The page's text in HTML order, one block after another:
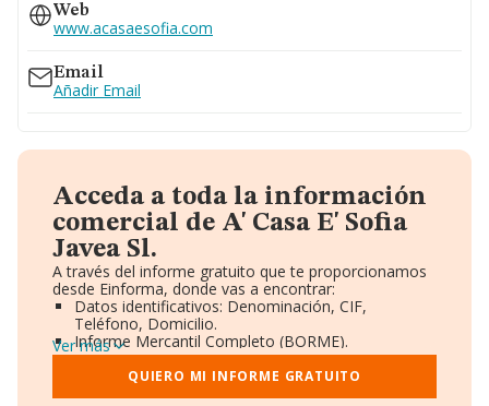
Ver teléfono 647...
Web
www.acasaesofia.com
Email
Añadir Email
Acceda a toda la información
comercial de A' Casa E' Sofia
Javea Sl.
A través del informe gratuito que te proporcionamos
desde Einforma, donde vas a encontrar:
Datos identificativos: Denominación, CIF,
Teléfono, Domicilio.
Informe Mercantil Completo (BORME).
Gráficos de Evolución Ventas y Empleados.
Consejo de Administración y Administradores.
Directivos y Ejecutivos.
Ver más
QUIERO MI INFORME GRATUITO